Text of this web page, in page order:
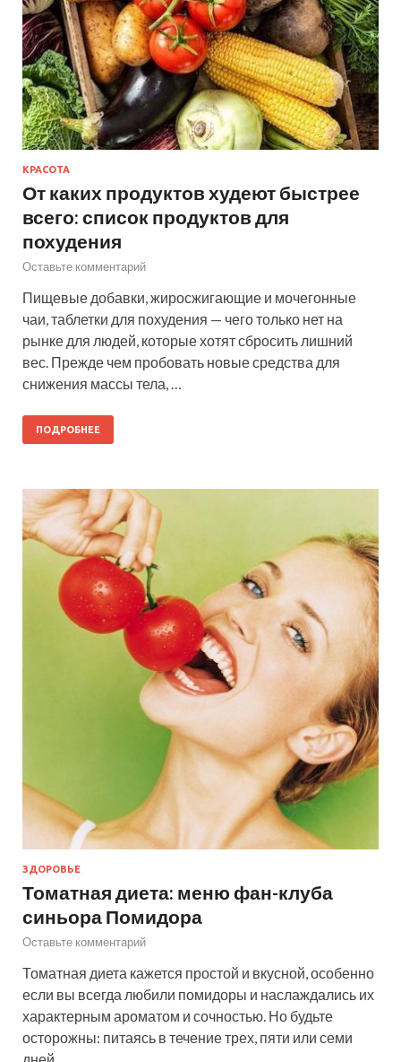
КРАСОТА
От каких продуктов худеют быстрее
всего: список продуктов для
похудения
Оставьте комментарий
Пищевые добавки, жиросжигающие и мочегонные
чаи, таблетки для похудения — чего только нет на
рынке для людей, которые хотят сбросить лишний
вес. Прежде чем пробовать новые средства для
снижения массы тела, …
ПОДРОБНЕЕ
ЗДОРОВЬЕ
Томатная диета: меню фан-клуба
синьора Помидора
Оставьте комментарий
Томатная диета кажется простой и вкусной, особенно
если вы всегда любили помидоры и наслаждались их
характерным ароматом и сочностью. Но будьте
осторожны: питаясь в течение трех, пяти или семи